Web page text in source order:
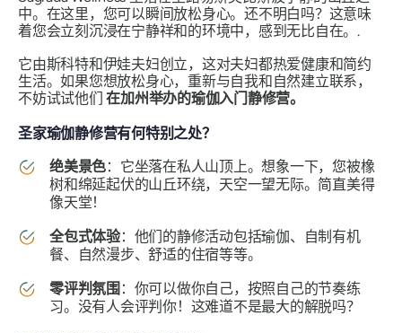
中。在这里，您可以瞬间放松身心。还不明白吗？这意味
着您会立刻沉浸在宁静祥和的环境中，感到无比自在。.
它由斯科特和伊娃夫妇创立，这对夫妇都热爱健康和简约
生活。如果您想放松身心，重新与自我和自然建立联系，
不妨试试他们在加州举办的瑜伽入门静修营。
圣家瑜伽静修营有何特别之处？
绝美景色：它坐落在私人山顶上。想象一下，您被橡
树和绵延起伏的山丘环绕，天空一望无际。简直美得
像天堂！
全包式体验：他们的静修活动包括瑜伽、自制有机
餐、自然漫步、舒适的住宿等等。
零评判氛围 ：你可以做你自己，按照自己的节奏练
习。没有人会评判你！这难道不是最大的解脱吗？